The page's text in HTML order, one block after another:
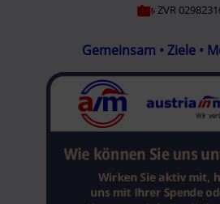
ZVR
Gemeinsam • Ziele •